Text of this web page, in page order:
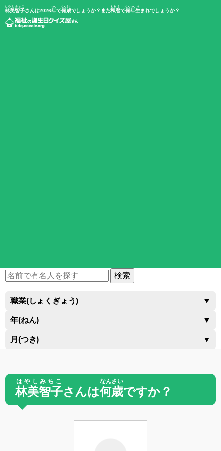
林美智子
はやしみちこ
さんは2026年
ねん
で何歳
なんさい
でしょうか？また和暦
われき
で何年
なんねん
生
う
まれでしょうか？
検索
職業(しょくぎょう) ▼
年(ねん) ▼
月(つき) ▼
林美智子
はやしみちこ
さんは何歳
なんさい
ですか？